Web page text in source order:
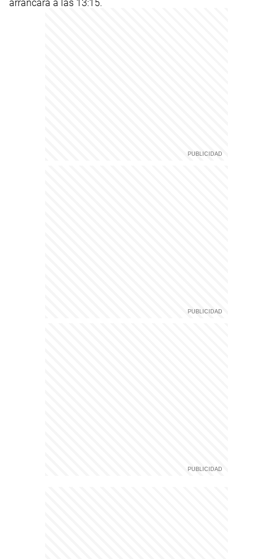
arrancará a las 13:15.